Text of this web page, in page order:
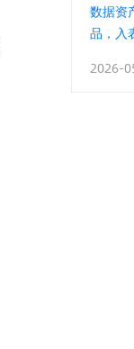
数据资
品，入
2026-